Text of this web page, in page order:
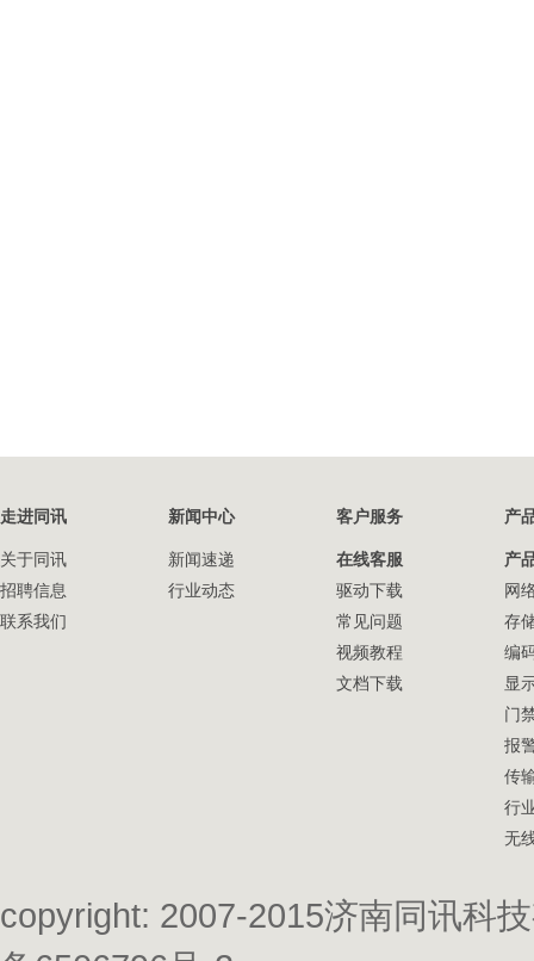
走进同讯
关于同讯
招聘信息
联系我们
新闻中心
新闻速递
行业动态
客户服务
在线客服
驱动下载
常见问题
视频教程
文档下载
产
产
网
存
编
显
门
报
传
行
无
copyright: 2007-2015济南同讯科